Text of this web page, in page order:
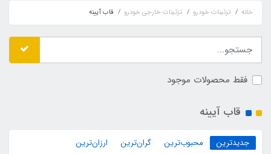
خانه تزئینات خودرو تزئینات خارجی خودرو قاب آیینه
فقط محصولات موجود
قاب آیینه
جدیدترین محبوب‌ترین گران‌ترین ارزان‌ترین